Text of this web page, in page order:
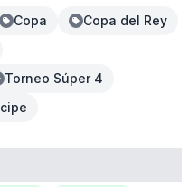
Copa
Copa del Rey
Torneo Súper 4